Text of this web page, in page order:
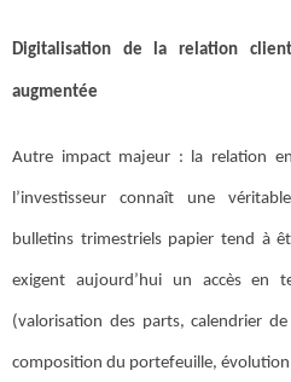
Digitalisation de la relation
augmentée
Autre impact majeur : la relation
l’investisseur connaît une
bulletins trimestriels papier tend à
exigent aujourd’hui un accès en
(valorisation des parts, calendrier
composition du portefeuille, évolution